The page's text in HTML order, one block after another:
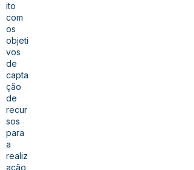
ito
com
os
objeti
vos
de
capta
ção
de
recur
sos
para
a
realiz
ação